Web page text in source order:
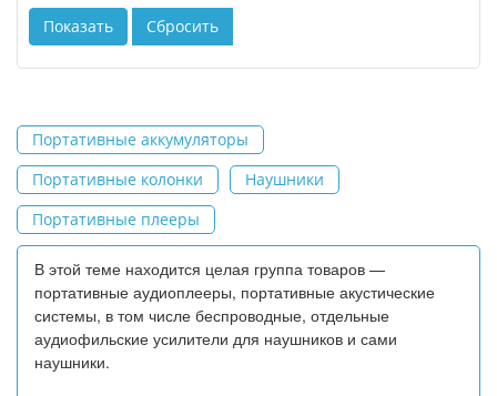
Портативные аккумуляторы
Портативные колонки
Наушники
Портативные плееры
В этой теме находится целая группа товаров —
портативные аудиоплееры, портативные акустические
системы, в том числе беспроводные, отдельные
аудиофильские усилители для наушников и сами
наушники.